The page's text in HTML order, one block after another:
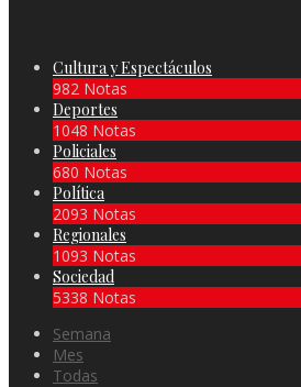
Cultura y Espectáculos
982 Notas
Deportes
1048 Notas
Policiales
680 Notas
Política
2093 Notas
Regionales
1093 Notas
Sociedad
5338 Notas
Semana
Mes
Todas